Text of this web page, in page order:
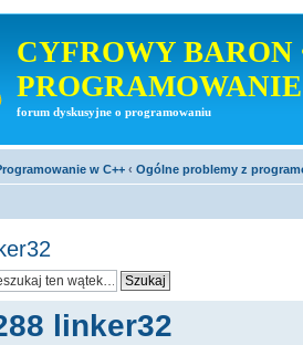
CYFROWY BARON
PROGRAMOWANIE
forum dyskusyjne o programowaniu
w C++ ‹ Ogólne problemy z
linker32